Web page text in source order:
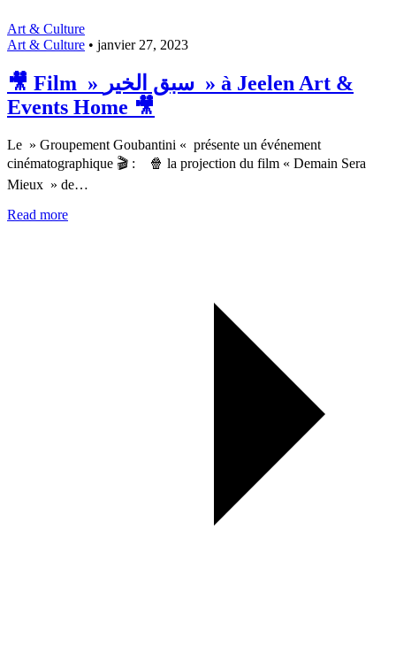
Art & Culture
Art & Culture • janvier 27, 2023
🎥 Film » سبق الخير » à Jeelen Art &
Events Home 🎥
Le » Groupement Goubantini « présente un événement
cinématographique 🎬 : 🍿 la projection du film « Demain Sera
Mieux » de…
Read more